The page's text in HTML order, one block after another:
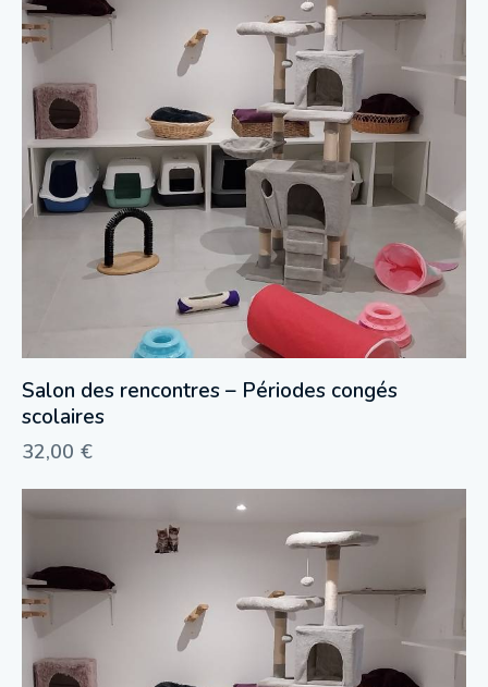
Salon des rencontres – Périodes congés
scolaires
32,00 €